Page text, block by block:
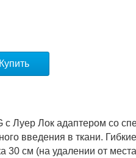
Купить
с Луер Лок адаптером со
введения в ткани.
30 см (на удалении от